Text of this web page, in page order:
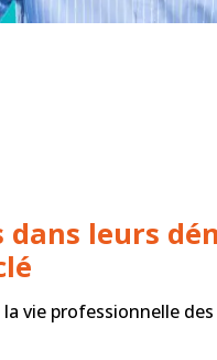
dans leurs
vie professionnelle des